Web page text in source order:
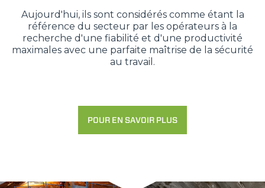
Aujourd'hui, ils sont considérés comme étant la
référence du secteur par les opérateurs à la
recherche d'une fiabilité et d'une productivité
maximales avec une parfaite maîtrise de la sécurité
au travail.
POUR EN SAVOIR PLUS